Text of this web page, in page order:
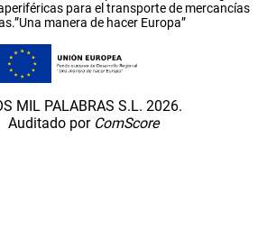
para el transporte de mercancías
manera de hacer Europa”
MIL PALABRAS S.L. 2026.
Auditado por ComScore